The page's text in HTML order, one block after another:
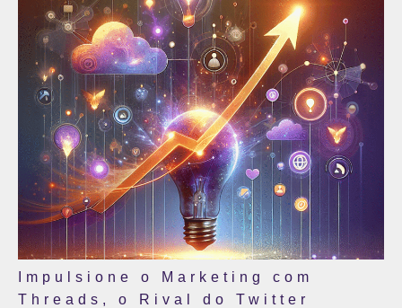
Impulsione o Marketing com
Threads, o Rival do Twitter